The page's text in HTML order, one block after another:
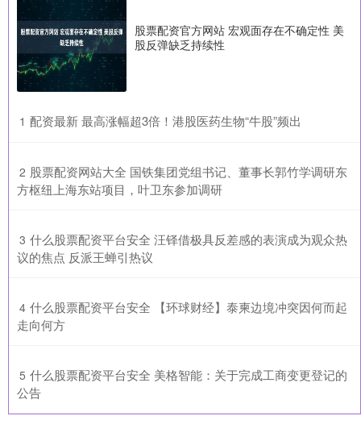
股票配资官方网站 宏观面存在不确定性 美
股反弹缺乏持续性
1 ​配资最新 最高涨幅超3倍！港股医药生物“牛股”频出
2 ​股票配资网站大全 国铁集团党组书记、董事长郭竹学调研东
方枢纽上海东站项目，叶卫东参加调研
3 ​什么股票配资平台安全 汪铎借极具反差感的表演成为观众热
议的焦点 反派王蝉引热议
4 ​什么股票配资平台安全 【环球财经】泰柬边境冲突因何而起
走向何方
5 ​什么股票配资平台安全 美格智能：关于完成工商变更登记的
公告